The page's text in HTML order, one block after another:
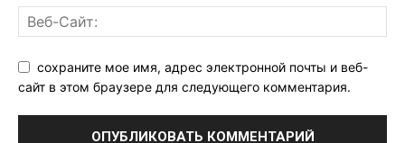
сохраните мое имя, адрес электронной почты и веб-
сайт в этом браузере для следующего комментария.